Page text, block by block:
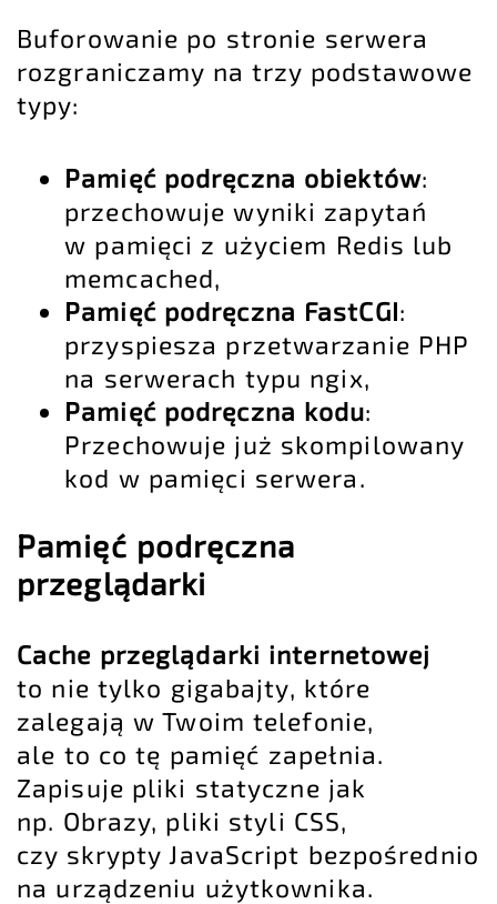
Buforowanie po stronie serwera
rozgraniczamy na trzy podstawowe
typy:
Pamięć podręczna obiektów:
przechowuje wyniki zapytań
w pamięci z użyciem Redis lub
memcached,
Pamięć podręczna FastCGI:
przyspiesza przetwarzanie PHP
na serwerach typu ngix,
Pamięć podręczna kodu:
Przechowuje już skompilowany
kod w pamięci serwera.
Pamięć podręczna
przeglądarki
Cache przeglądarki internetowej
to nie tylko gigabajty, które
zalegają w Twoim telefonie,
ale to co tę pamięć zapełnia.
Zapisuje pliki statyczne jak
np. Obrazy, pliki styli CSS,
czy skrypty JavaScript bezpośrednio
na urządzeniu użytkownika.